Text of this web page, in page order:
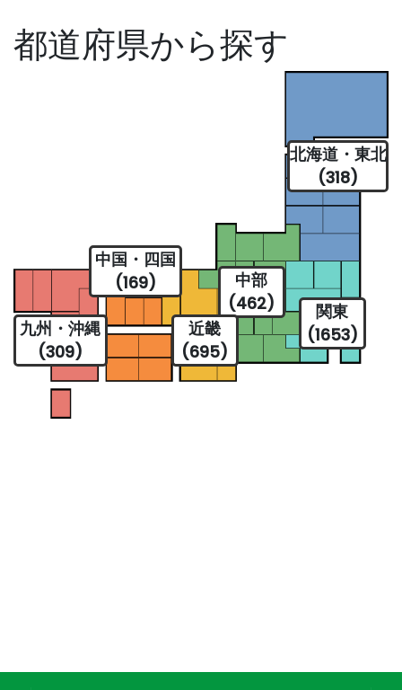
都道府県から探す
北海道・東北
(318)
関東
(1653)
中部
(462)
近畿
(695)
中国・四国
(169)
九州・沖縄
(309)